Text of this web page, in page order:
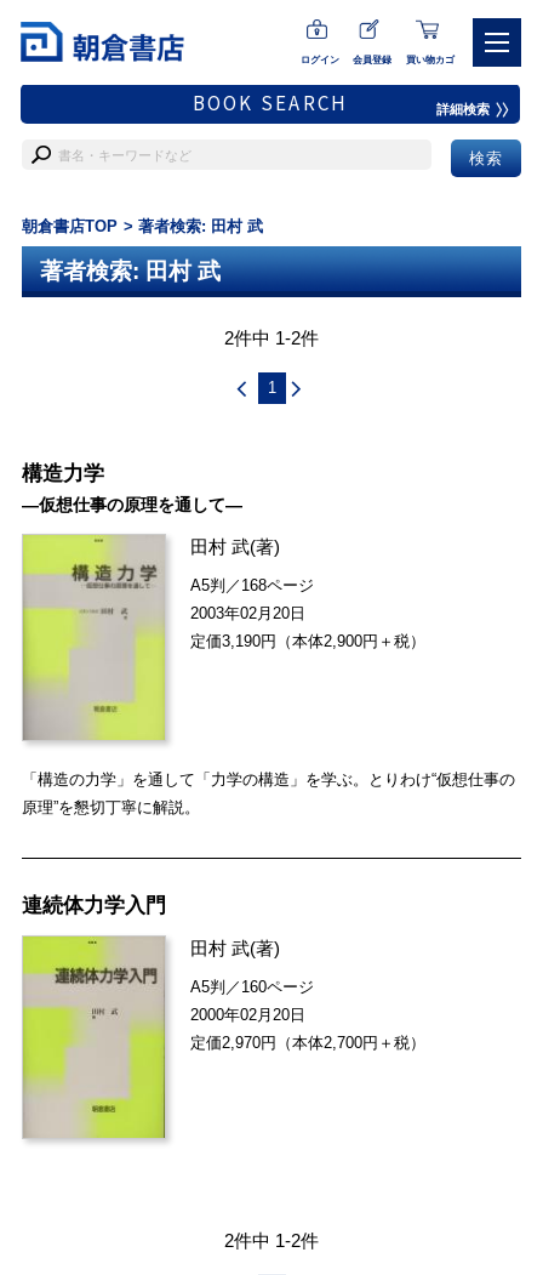
ログイン 会員登録 買い物カゴ
BOOK SEARCH 詳細検索
朝倉書店TOP 著者検索: 田村 武
著者検索: 田村 武
2件中 1-2件
1
構造力学
―仮想仕事の原理を通して―
田村 武(著)
A5判／168ページ
2003年02月20日
定価3,190円（本体2,900円＋税）
「構造の力学」を通して「力学の構造」を学ぶ。とりわけ“仮想仕事の
原理”を懇切丁寧に解説。
連続体力学入門
田村 武(著)
A5判／160ページ
2000年02月20日
定価2,970円（本体2,700円＋税）
2件中 1-2件